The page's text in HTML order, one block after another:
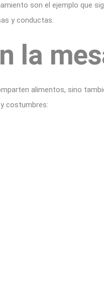
son el ejemplo que
y conductas.
la
alimentos, sino
costumbres: